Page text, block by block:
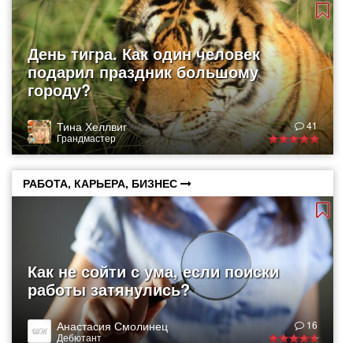
День тигра. Как один человек
подарил праздник большому
городу?
Тина Хеллвиг
Грандмастер
41
РАБОТА, КАРЬЕРА, БИЗНЕС
Как не сойти с ума, если поиски
работы затянулись?
Анастасия Смолинец
Дебютант
16